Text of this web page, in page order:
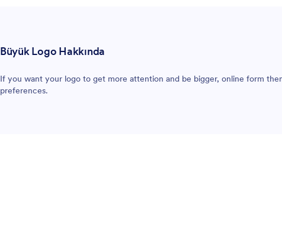
Büyük Logo Hakkında
If you want your logo to get more attention and be bigger, online form
preferences.